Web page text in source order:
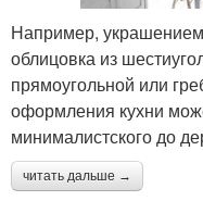
Например,
облицовка из
прямоугольной или
оформления кухни
минималистского до
читать дальше →